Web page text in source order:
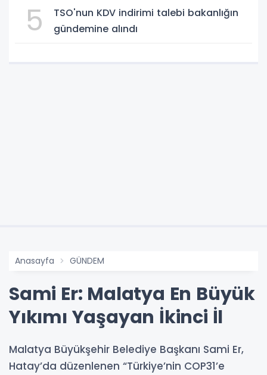
5
TSO'nun KDV indirimi talebi bakanlığın
gündemine alındı
Anasayfa GÜNDEM
Sami Er: Malatya En Büyük
Yıkımı Yaşayan İkinci İl
Malatya Büyükşehir Belediye Başkanı Sami Er,
Hatay’da düzenlenen “Türkiye’nin COP31’e